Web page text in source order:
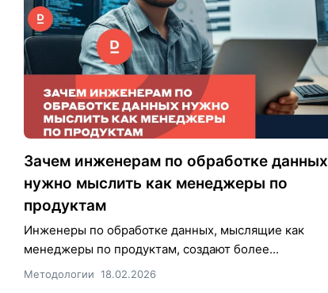
Зачем инженерам по обработке данных
нужно мыслить как менеджеры по
продуктам
Инженеры по обработке данных, мыслящие как
менеджеры по продуктам, создают более...
Методологии 18.02.2026